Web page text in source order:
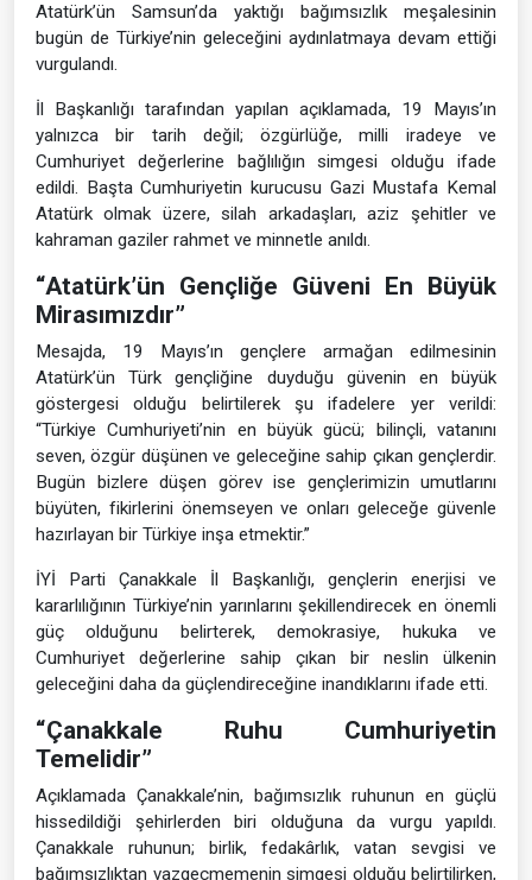
Atatürk’ün Samsun’da yaktığı bağımsızlık meşalesinin
bugün de Türkiye’nin geleceğini aydınlatmaya devam ettiği
vurgulandı.
İl Başkanlığı tarafından yapılan açıklamada, 19 Mayıs’ın
yalnızca bir tarih değil; özgürlüğe, milli iradeye ve
Cumhuriyet değerlerine bağlılığın simgesi olduğu ifade
edildi. Başta Cumhuriyetin kurucusu Gazi Mustafa Kemal
Atatürk olmak üzere, silah arkadaşları, aziz şehitler ve
kahraman gaziler rahmet ve minnetle anıldı.
“Atatürk’ün Gençliğe Güveni En Büyük
Mirasımızdır”
Mesajda, 19 Mayıs’ın gençlere armağan edilmesinin
Atatürk’ün Türk gençliğine duyduğu güvenin en büyük
göstergesi olduğu belirtilerek şu ifadelere yer verildi:
“Türkiye Cumhuriyeti’nin en büyük gücü; bilinçli, vatanını
seven, özgür düşünen ve geleceğine sahip çıkan gençlerdir.
Bugün bizlere düşen görev ise gençlerimizin umutlarını
büyüten, fikirlerini önemseyen ve onları geleceğe güvenle
hazırlayan bir Türkiye inşa etmektir.”
İYİ Parti Çanakkale İl Başkanlığı, gençlerin enerjisi ve
kararlılığının Türkiye’nin yarınlarını şekillendirecek en önemli
güç olduğunu belirterek, demokrasiye, hukuka ve
Cumhuriyet değerlerine sahip çıkan bir neslin ülkenin
geleceğini daha da güçlendireceğine inandıklarını ifade etti.
“Çanakkale Ruhu Cumhuriyetin
Temelidir”
Açıklamada Çanakkale’nin, bağımsızlık ruhunun en güçlü
hissedildiği şehirlerden biri olduğuna da vurgu yapıldı.
Çanakkale ruhunun; birlik, fedakârlık, vatan sevgisi ve
bağımsızlıktan vazgeçmemenin simgesi olduğu belirtilirken,